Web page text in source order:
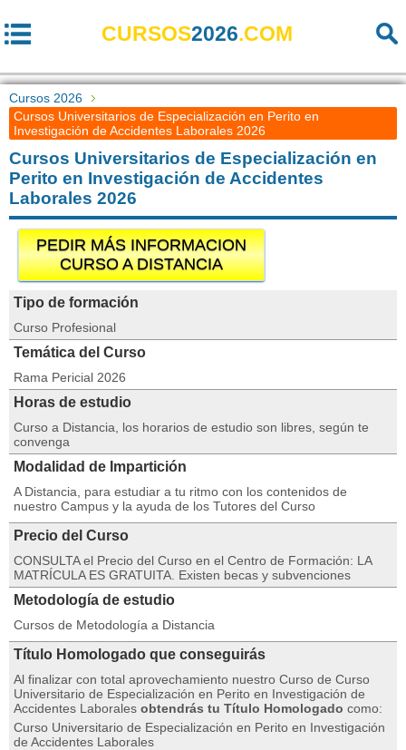
CURSOS2026.COM
Cursos 2026
Cursos Universitarios de Especialización en Perito en
Investigación de Accidentes Laborales 2026
Cursos Universitarios de Especialización en
Perito en Investigación de Accidentes
Laborales 2026
PEDIR MÁS INFORMACION
CURSO A DISTANCIA
Tipo de formación
Curso Profesional
Temática del Curso
Rama Pericial 2026
Horas de estudio
Curso a Distancia, los horarios de estudio son libres, según te
convenga
Modalidad de Impartición
A Distancia, para estudiar a tu ritmo con los contenidos de
nuestro Campus y la ayuda de los Tutores del Curso
Precio del Curso
CONSULTA el Precio del Curso en el Centro de Formación: LA
MATRÍCULA ES GRATUITA. Existen becas y subvenciones
Metodología de estudio
Cursos de Metodología a Distancia
Título Homologado que conseguirás
Al finalizar con total aprovechamiento nuestro Curso de Curso
Universitario de Especialización en Perito en Investigación de
Accidentes Laborales obtendrás tu Título Homologado como:
Curso Universitario de Especialización en Perito en Investigación
de Accidentes Laborales